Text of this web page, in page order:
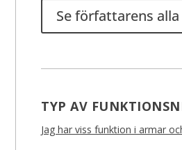
Se författarens
TYP AV
Jag har viss funktion i armar